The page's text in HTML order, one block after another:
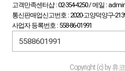
고객만족센터샵 : 02-354-4250 / 메일 :
통신판매업신고번호 : 2020-고양덕양구-
사업자 등록번호 : 558-86-01991
Copyright (c) by 휴